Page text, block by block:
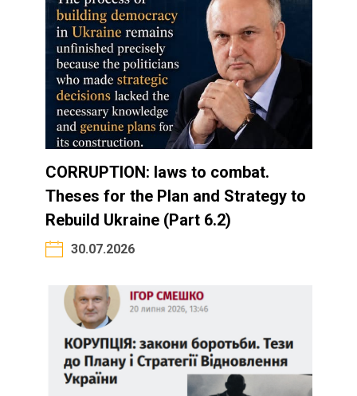
CORRUPTION: laws to combat.
Theses for the Plan and Strategy to
Rebuild Ukraine (Part 6.2)
30.07.2026